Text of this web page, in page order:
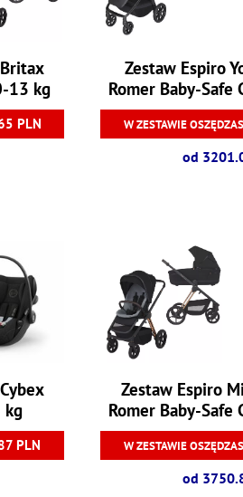
13 kg
PLN
Zestaw Espiro
Romer Baby-Safe
baza Baby-
W ZESTAWIE
od
kg
PLN
Zestaw Espiro
Romer Baby-Safe
baza Baby-
W ZESTAWIE
od